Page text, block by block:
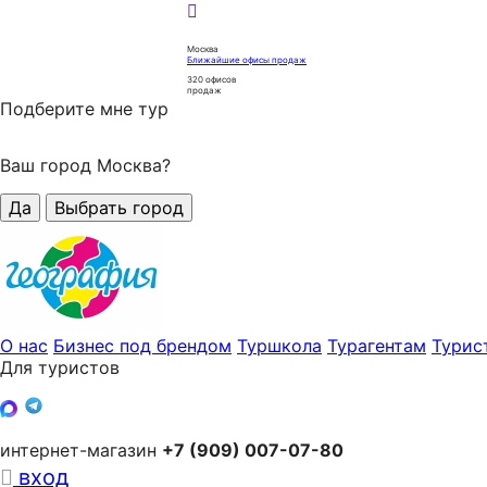
Москва
Ближайшие офисы продаж
320 офисов
продаж
Подберите мне тур
Ваш город Москва?
Да
Выбрать город
О нас Бизнес под брендом Туршкола Турагентам
Для туристов
интернет-магазин +7 (909) 007-07-80
вход